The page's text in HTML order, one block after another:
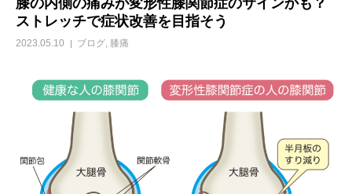
膝の内側の痛みが変形性膝関節症のサインかも？
ストレッチで症状改善を目指そう
2023.05.10 ブログ, 膝痛
症状別の治療について
院長ブログ
ご予約・お問合せ